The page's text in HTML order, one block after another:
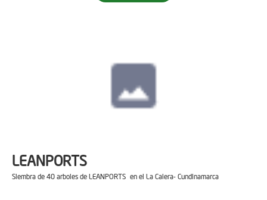
LEANPORTS
Siembra de 40 arboles de LEANPORTS en el La Calera- Cundinamarca